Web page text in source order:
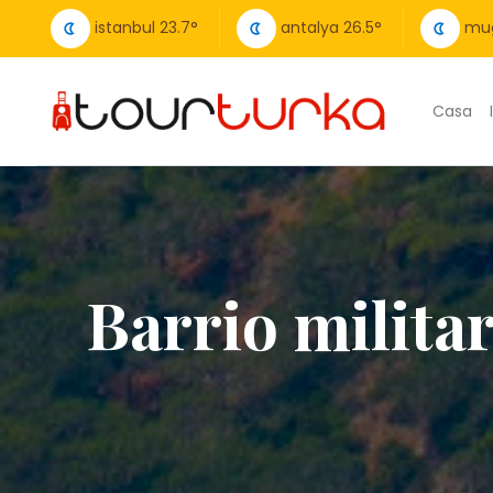
istanbul 23.7° antalya 26.5°
Casa
Barrio militar